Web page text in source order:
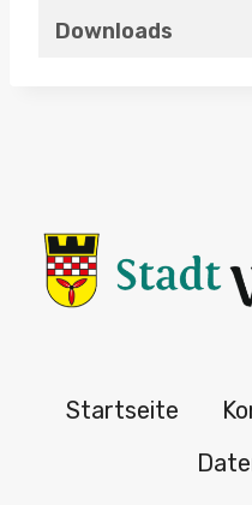
Downloads
Startseite